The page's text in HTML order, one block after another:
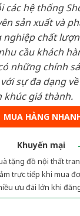
các hệ thống
sản xuất và
nghiệp chất
cầu khách
những chính
sự đa dạng
khúc giá thành.
MUA HÀNG
Khuyến mại
tặng đồ nội thất
trực tiếp khi mua
ưu đãi lớn khi